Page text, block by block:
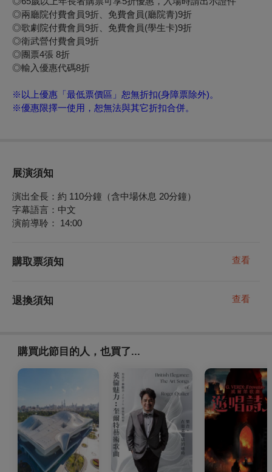
◎兩廳院付費會員9折、免費會員(廳院青)9折
◎歌劇院付費會員9折、免費會員(學生卡)9折
◎衛武營付費會員9折
◎團票4張 8折
◎輸入優惠代碼8折
※以上優惠「最低票價區」恕無折扣(身障票除外)。
※優惠限擇一使用，恕無法與其它折扣合併。
展演須知
演出全長： 約 110分鐘（含中場休息 20分鐘）
字幕語言：中文
演前導聆： 14:00
購取票須知 查看
退換須知 查看
購買此節目的人，也買了...